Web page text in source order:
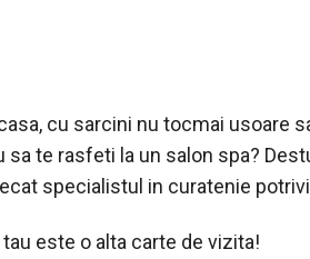
cu sarcini nu tocmai usoare
te rasfeti la un salon spa?
specialistul in curatenie
este o alta carte de vizita!